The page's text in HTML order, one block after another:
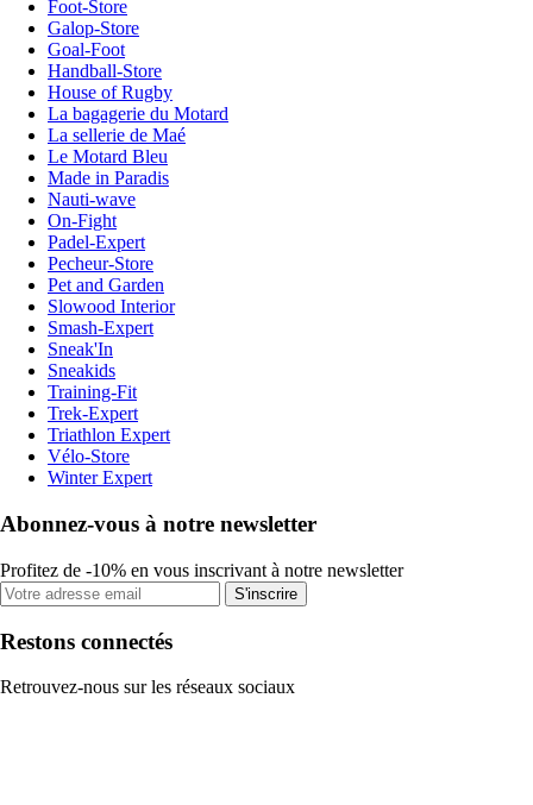
Foot-Store
Galop-Store
Goal-Foot
Handball-Store
House of Rugby
La bagagerie du Motard
La sellerie de Maé
Le Motard Bleu
Made in Paradis
Nauti-wave
On-Fight
Padel-Expert
Pecheur-Store
Pet and Garden
Slowood Interior
Smash-Expert
Sneak'In
Sneakids
Training-Fit
Trek-Expert
Triathlon Expert
Vélo-Store
Winter Expert
Abonnez-vous à notre newsletter
Profitez de -10% en vous inscrivant à notre newsletter
S'inscrire
Restons connectés
Retrouvez-nous sur les réseaux sociaux